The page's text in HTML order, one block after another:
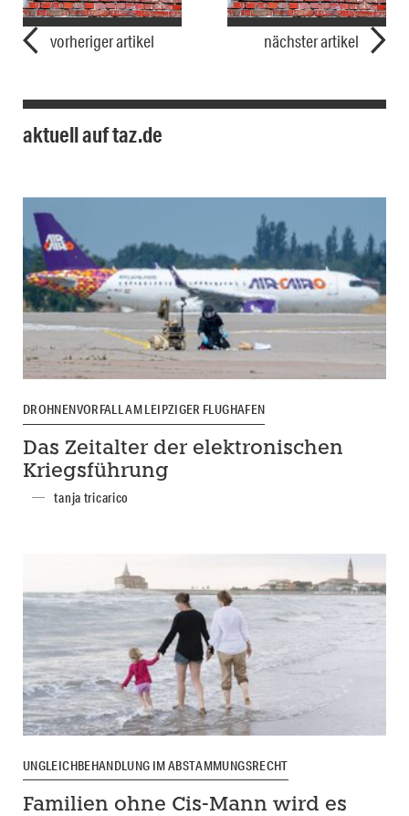
vorheriger artikel nächster artikel
aktuell auf taz.de
DROHNENVORFALL AM LEIPZIGER FLUGHAFEN
Das Zeitalter der elektronischen
Kriegsführung
tanja tricarico
UNGLEICHBEHANDLUNG IM ABSTAMMUNGSRECHT
Familien ohne Cis-Mann wird es